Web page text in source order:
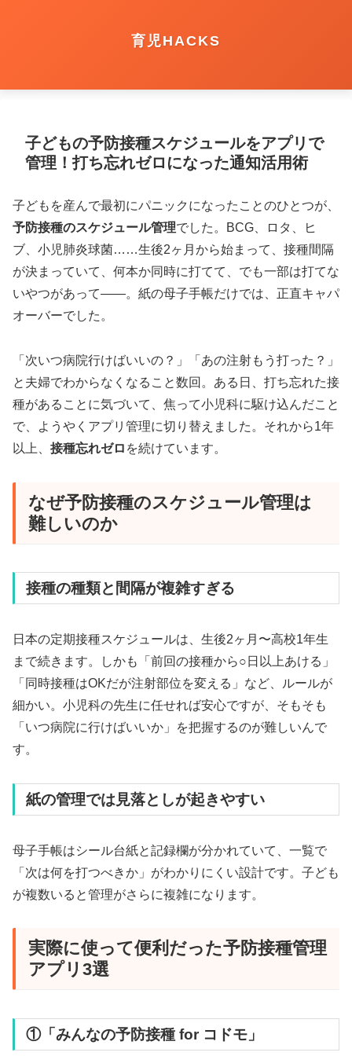
育児HACKS
子どもの予防接種スケジュールをアプリで
管理！打ち忘れゼロになった通知活用術
子どもを産んで最初にパニックになったことのひとつが、
予防接種のスケジュール管理でした。BCG、ロタ、ヒ
ブ、小児肺炎球菌……生後2ヶ月から始まって、接種間隔
が決まっていて、何本か同時に打てて、でも一部は打てな
いやつがあって——。紙の母子手帳だけでは、正直キャパ
オーバーでした。
「次いつ病院行けばいいの？」「あの注射もう打った？」
と夫婦でわからなくなること数回。ある日、打ち忘れた接
種があることに気づいて、焦って小児科に駆け込んだこと
で、ようやくアプリ管理に切り替えました。それから1年
以上、 接種忘れゼロ を続けています。
なぜ予防接種のスケジュール管理は
難しいのか
接種の種類と間隔が複雑すぎる
日本の定期接種スケジュールは、生後2ヶ月〜高校1年生
まで続きます。しかも「前回の接種から○日以上あける」
「同時接種はOKだが注射部位を変える」など、ルールが
細かい。小児科の先生に任せれば安心ですが、そもそも
「いつ病院に行けばいいか」を把握するのが難しいんで
す。
紙の管理では見落としが起きやすい
母子手帳はシール台紙と記録欄が分かれていて、一覧で
「次は何を打つべきか」がわかりにくい設計です。子ども
が複数いると管理がさらに複雑になります。
実際に使って便利だった予防接種管理
アプリ3選
①「みんなの予防接種 for コドモ」